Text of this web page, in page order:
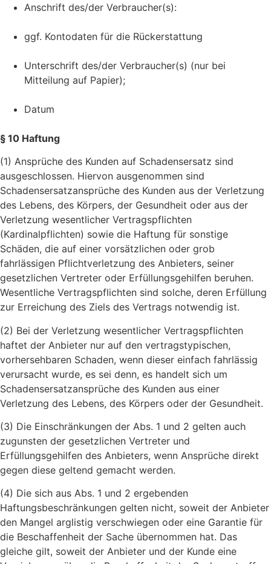
Anschrift des/der Verbraucher(s):
ggf. Kontodaten für die Rückerstattung
Unterschrift des/der Verbraucher(s) (nur bei
Mitteilung auf Papier);
Datum
§ 10 Haftung
(1) Ansprüche des Kunden auf Schadensersatz sind
ausgeschlossen. Hiervon ausgenommen sind
Schadensersatzansprüche des Kunden aus der Verletzung
des Lebens, des Körpers, der Gesundheit oder aus der
Verletzung wesentlicher Vertragspflichten
(Kardinalpflichten) sowie die Haftung für sonstige
Schäden, die auf einer vorsätzlichen oder grob
fahrlässigen Pflichtverletzung des Anbieters, seiner
gesetzlichen Vertreter oder Erfüllungsgehilfen beruhen.
Wesentliche Vertragspflichten sind solche, deren Erfüllung
zur Erreichung des Ziels des Vertrags notwendig ist.
(2) Bei der Verletzung wesentlicher Vertragspflichten
haftet der Anbieter nur auf den vertragstypischen,
vorhersehbaren Schaden, wenn dieser einfach fahrlässig
verursacht wurde, es sei denn, es handelt sich um
Schadensersatzansprüche des Kunden aus einer
Verletzung des Lebens, des Körpers oder der Gesundheit.
(3) Die Einschränkungen der Abs. 1 und 2 gelten auch
zugunsten der gesetzlichen Vertreter und
Erfüllungsgehilfen des Anbieters, wenn Ansprüche direkt
gegen diese geltend gemacht werden.
(4) Die sich aus Abs. 1 und 2 ergebenden
Haftungsbeschränkungen gelten nicht, soweit der Anbieter
den Mangel arglistig verschwiegen oder eine Garantie für
die Beschaffenheit der Sache übernommen hat. Das
gleiche gilt, soweit der Anbieter und der Kunde eine